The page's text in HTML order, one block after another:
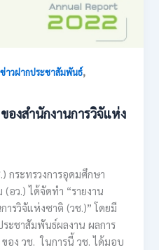
ข่าวฝากประชาสัมพันธ์,
งสำนักงานการวิจัแห่ง
กระทรวงการอุดมศึกษา
อว.) ได้จัดทำ “รายงาน
รวิจัแห่งซาติ (วช.)” โดยมี
ะชาสัมพันธ์ผลงาน ผลการ
อง วช. ในการนี้ วช. ได้มอบ